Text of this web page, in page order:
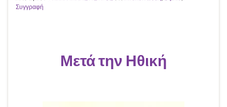
Συγγραφή
Μετά την Ηθική